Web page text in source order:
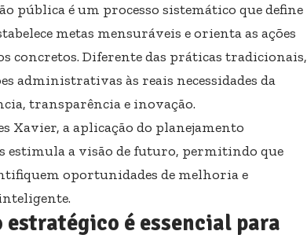
pública é um processo sistemático que define
metas mensuráveis e orienta as ações
concretos. Diferente das práticas tradicionais,
administrativas às reais necessidades da
transparência e inovação.
Xavier, a aplicação do planejamento
estimula a visão de futuro, permitindo que
oportunidades de melhoria e
estratégico é essencial para